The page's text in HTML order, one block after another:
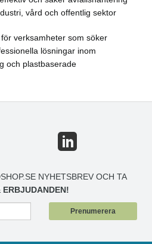
vård och offentlig sektor
verksamheter som söker
lösningar inom
och plastbaserade
NYHETSBREV OCH TA
ERBJUDANDEN!
Prenumerera